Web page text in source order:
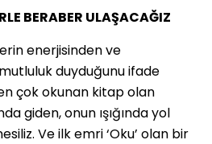
BERABER ULAŞACAĞIZ
enerjisinden ve
duyduğunu ifade
çok okunan kitap olan
giden, onun ışığında yol
Ve ilk emri ‘Oku’ olan bir